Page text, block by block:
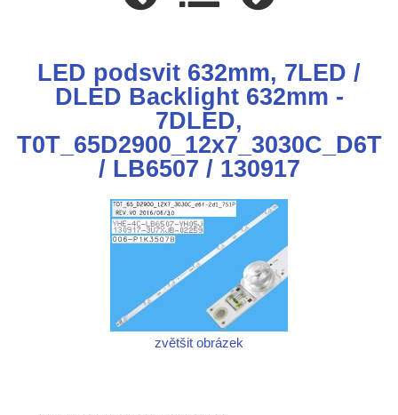
LED podsvit 632mm, 7LED /
DLED Backlight 632mm -
7DLED,
T0T_65D2900_12x7_3030C_D6T
/ LB6507 / 130917
zvětšit obrázek